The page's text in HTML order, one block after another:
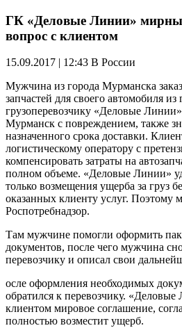
ГК «Деловые Линии»
вопрос с клиентом
15.09.2017 | 12:43 В России
Мужчина из города Мурманска
запчастей для своего автомобиля
грузоперевозчику «Деловые
Мурманск с повреждением, также
назначенного срока доставки.
логистическому оператору с
компенсировать затраты на
полном объеме. «Деловые Линии»
только возмещения ущерба за груз
оказанных клиенту услуг. Поэтому
Роспотребнадзор.
Там мужчине помогли оформить
документов, после чего мужчина
перевозчику и описал свои
осле оформления необходимых
обратился к перевозчику.
клиентом мировое соглашение,
полностью возместит ущерб.